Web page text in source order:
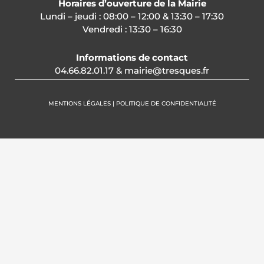
Horaires d’ouverture de la Mairie
Lundi – jeudi : 08:00 – 12:00 & 13:30 – 17:30
Vendredi : 13:30 – 16:30
Informations de contact
04.66.82.01.17 & mairie@tresques.fr
MENTIONS LÉGALES | POLITIQUE DE CONFIDENTIALITÉ